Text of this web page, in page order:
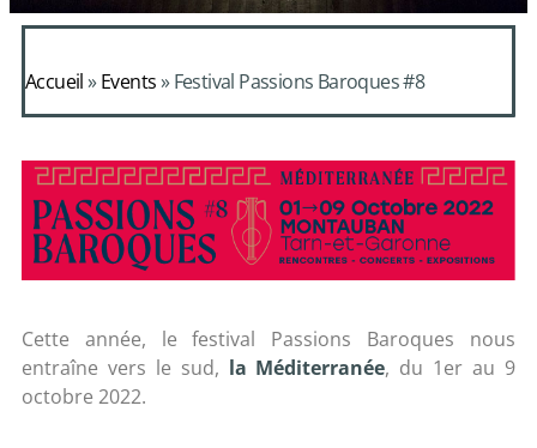
Accueil»Events»Festival Passions Baroques #8
Cette année, le festival Passions Baroques nous
entraîne vers le sud, la Méditerranée, du 1er au 9
octobre 2022.